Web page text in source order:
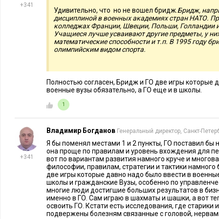
6. Civilization, Settlers и подобные
Эти стратегии и их современные сетевые аналоги
развития – от простого к сложному. В них игрок
условиях жизни, ресурсах, дипломатических вопросах и
В игровой и довольно красочной форме игроки тренируют
решают сложные проблемы, учатся действовать быстро и
имеющиеся ресурсы, пробуют разумно мыслить и
современных реалиях бизнеса – навыки особенно важные.
7. SimCity, Cities: Skylines, Anno и похожие
SimCity и ее аналоги – еще один тип классных
градостроительного симулятора, которые предлагают
спроектировать и построить виртуальный город, удобный
Для этого придется продумать многое: дороги,
+341
Удивительно, что но не вошел бридж. Бридж,
дисциплиной в военных академиях стран НАТО.
колледжах Франции, Швеции, Польши, Голландии
Учащиеся лучше усваивают другие предметы, у
математические способности и т.п. В 1995 году
олимпийским видом спорта.
Полностью согласен, Бридж и ГО две игры которые
военные вузы обязательно, а ГО еще и в школы.
1
+341
Владимир Богданов Генеральный директор, Санкт-
Я бы поменял местами 1 и 2 пункты, ГО поставил бы
она проще по правилам и уровень вхождения для
вот по вариантам развития намного круче и
философии, правилам, стратегии и тактики
две игры которые давно надо было ввести в
школы и гражданские Вузы, особенно по
многие люди достигшие больших результатов в
именно в ГО. Сам играю в шахматы и шашки, а вот
освоить ГО. Кстати есть исследования, где
подвержены болезням связанные с головой,